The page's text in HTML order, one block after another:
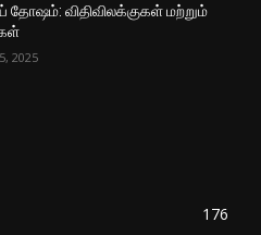
தோஷம்: விதிவிலக்குகள் மற்றும்
2025
176